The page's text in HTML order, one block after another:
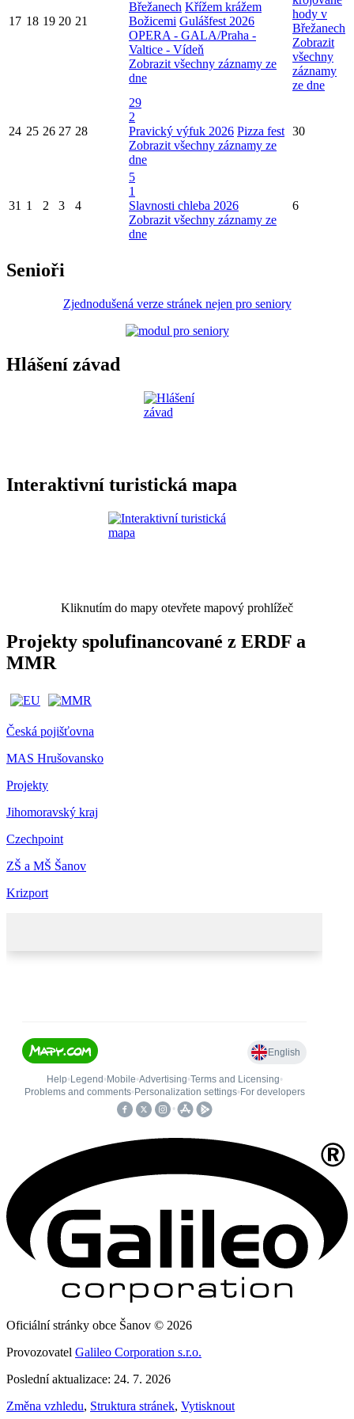
17 18 19 20 21
Břežanech Křížem krážem
Božicemi Gulášfest 2026
OPERA - GALA/Praha -
Valtice - Vídeň
Zobrazit všechny záznamy ze
dne
hody v
Břežanech
Zobrazit
všechny
záznamy
ze dne
24 25 26 27 28
29
2
Pravický výfuk 2026 Pizza fest
Zobrazit všechny záznamy ze
dne
30
31 1 2 3 4
5
1
Slavnosti chleba 2026
Zobrazit všechny záznamy ze
dne
6
Senioři
Zjednodušená verze stránek nejen pro seniory
Hlášení závad
Interaktivní turistická mapa
Kliknutím do mapy otevřete mapový prohlížeč
Projekty spolufinancované z ERDF a
MMR
Česká pojišťovna
MAS Hrušovansko
Projekty
Jihomoravský kraj
Czechpoint
ZŠ a MŠ Šanov
Krizport
Oficiální stránky obce Šanov © 2026
Provozovatel Galileo Corporation s.r.o.
Poslední aktualizace: 24. 7. 2026
Změna vzhledu, Struktura stránek, Vytisknout